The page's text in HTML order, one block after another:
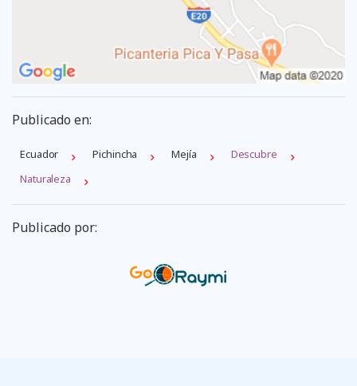
Publicado en:
Ecuador Pichincha Mejí­a
Descubre
Naturaleza
Publicado por: